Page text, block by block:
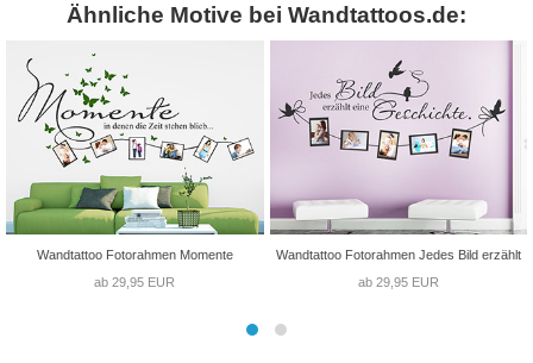
Ähnliche Motive bei Wandtattoos.de:
Wandtattoo Fotorahmen Momente
ab 29,95 EUR
Wandtattoo Fotorahmen Jedes Bild erzählt
ab 29,95 EUR